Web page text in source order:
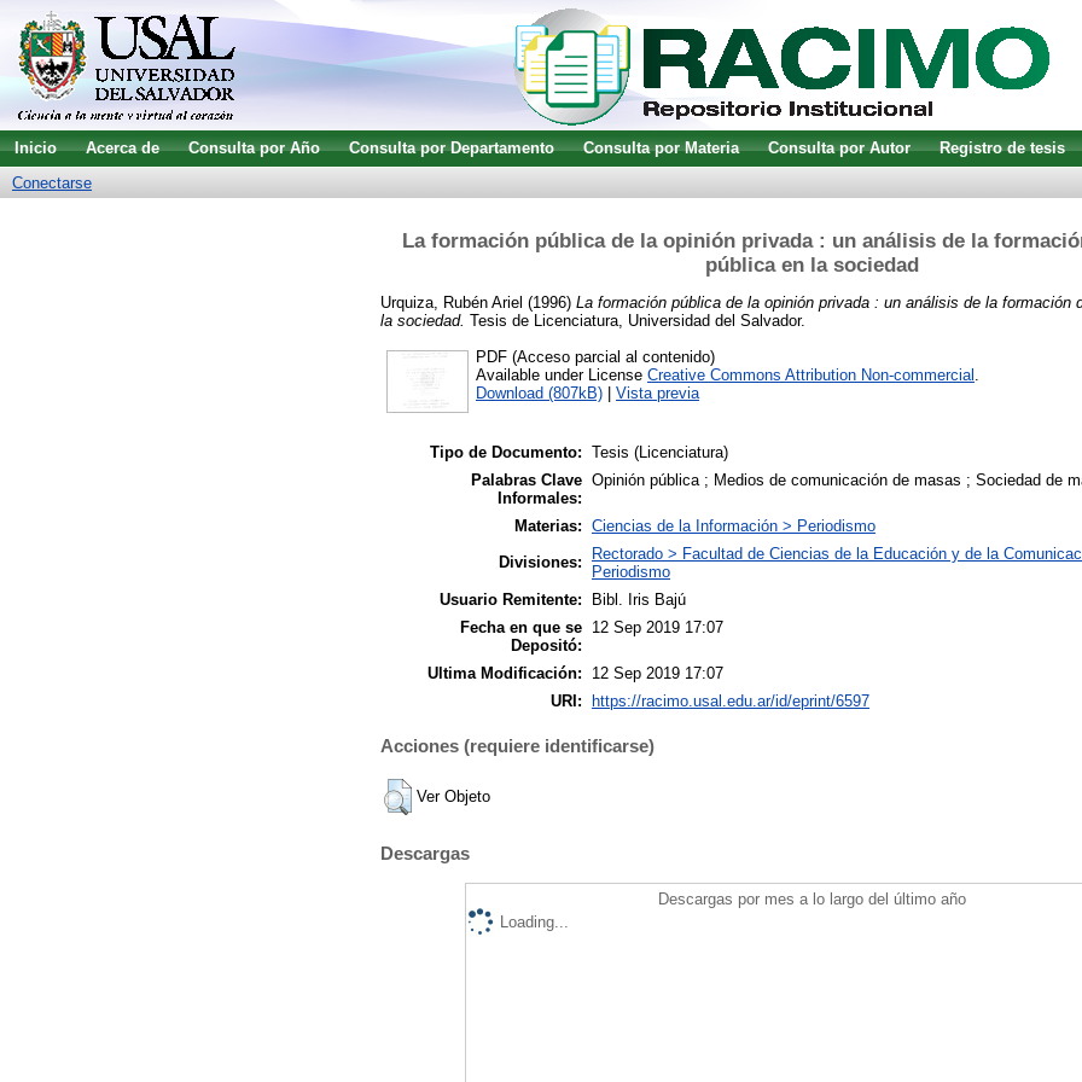
Inicio Acerca de Consulta por Año Consulta por Departamento Consulta por Materia Consulta por Autor Registro de tesis
Conectarse
La formación pública de la opinión privada : un análisis de la
pública en la sociedad
Urquiza, Rubén Ariel (1996) La formación pública de la opinión privada : un análisis de la formación
la sociedad. Tesis de Licenciatura, Universidad del Salvador.
PDF (Acceso parcial al contenido)
Available under License Creative Commons Attribution Non-commercial .
Download (807kB)
Vista previa
Tipo de Documento: Tesis (Licenciatura)
Palabras Clave
Informales:
Opinión pública ; Medios de comunicación de masas ; Sociedad de
Materias: Ciencias de la Información > Periodismo
Divisiones:
Rectorado > Facultad de Ciencias de la Educación y de la
Periodismo
Usuario Remitente:
Bibl. Iris Bajú
Fecha en que se
Depositó:
12 Sep 2019 17:07
Ultima Modificación:
12 Sep 2019 17:07
URI:
https://racimo.usal.edu.ar/id/eprint/6597
Acciones (requiere identificarse)
Ver Objeto
Descargas
Descargas por mes a lo largo del último año
Loading...